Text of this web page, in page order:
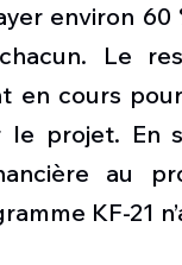
environ
Le
en cours
le projet. En
au
KF-21